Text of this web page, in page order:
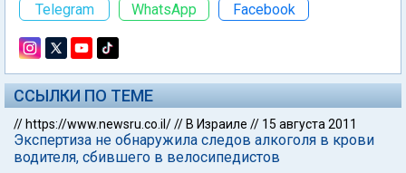
Telegram
WhatsApp Facebook
ССЫЛКИ ПО ТЕМЕ
// https://www.newsru.co.il/// В Израиле // 15 августа 2011
Экспертиза не обнаружила следов алкоголя в крови
водителя, сбившего в велосипедистов